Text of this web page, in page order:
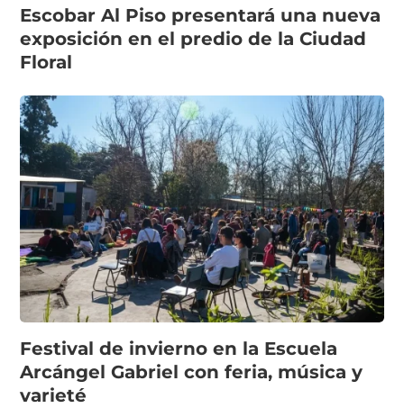
Escobar Al Piso presentará una nueva
exposición en el predio de la Ciudad
Floral
Festival de invierno en la Escuela
Arcángel Gabriel con feria, música y
varieté